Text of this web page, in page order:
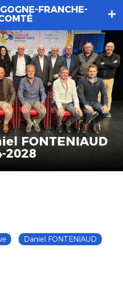
FRANCHE-
FONTENIAUD
2028
Daniel FONTENIAUD